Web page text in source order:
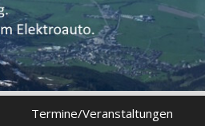
Termine/Veranstaltungen